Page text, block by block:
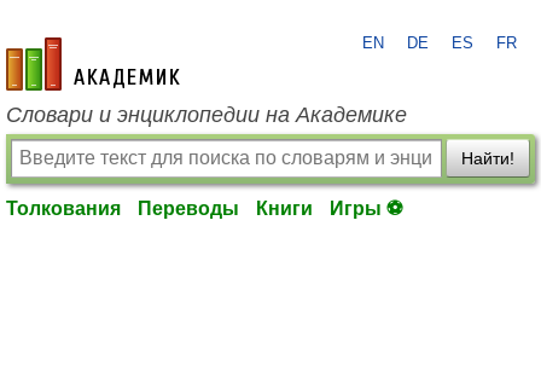
academic.ru
EN DE ES FR
Словари и энциклопедии на Академике
Найти!
Толкования Переводы Книги Игры ⚽